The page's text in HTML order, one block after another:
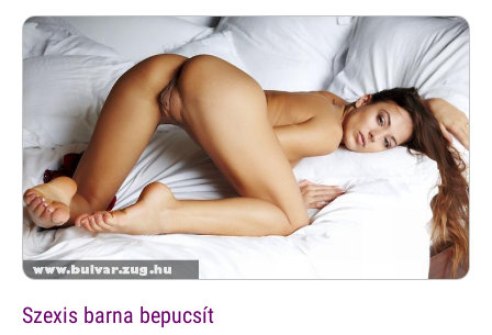
Szexis barna bepucsít